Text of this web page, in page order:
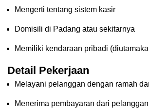
Mengerti tentang sistem kasir
Domisili di Padang atau sekitarnya
Memiliki kendaraan pribadi
Detail Pekerjaan
Melayani pelanggan dengan ramah
Menerima pembayaran dari pelanggan